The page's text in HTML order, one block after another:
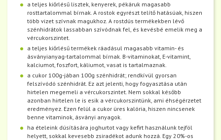
a teljes kiőrlésű lisztek, kenyerek, pékáruk magasabb
rosttartalommal bírnak. A rostok egyrészt telítő hatásúak, hiszen
több vizet szívnak magukhoz. A rostdús termékekben lévő
szénhidrátok lassabban szívódnak fel, és kevésbé emelik meg a
vércukorszintet.
a teljes kiőrlésű termékek ráadásul magasabb vitamin- és
ásványianyag-tartalommal bírnak. B-vitaminokat, E-vitamint,
kalciumot, foszfort, káliumot, vasat is tartalmaznak.
a cukor 100g-jában 100g szénhidrát; rendkívül gyorsan
felszívódó szénhidrát. Ez azt jelenti, hogy fogyasztása után
hirtelen megemeli a vércukorszintet. Nem sokkal később
azonban hirtelen le is esik a vércukorszintünk, ami éhségérzetet
eredményez. Ezen felül a cukor üres kalória, hiszen nincsenek
benne vitaminok, ásványi anyagok.
ha ételeink dúsítására joghurtot vagy kefirt használunk tejföl
helyett, sokkal kevesebb zsiradékot adunk hozzá. Egy 20%-os